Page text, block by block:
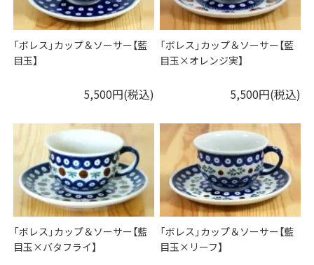
「ボレス」カップ＆ソーサー【藍
目玉】
5,500円(税込)
「ボレス」カップ＆ソーサー【藍
目玉×オレンジ実】
5,500円(税込)
「ボレス」カップ＆ソーサー【藍
目玉×バタフライ】
「ボレス」カップ＆ソーサー【藍
目玉×リーフ】